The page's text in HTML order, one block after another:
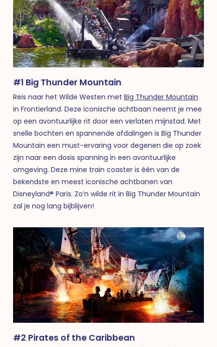
#1 Big Thunder Mountain
Reis naar het Wilde Westen met Big Thunder Mountain
in Frontierland. Deze iconische achtbaan neemt je mee
op een avontuurlijke rit door een verlaten mijnstad. Met
snelle bochten en spannende afdalingen is Big Thunder
Mountain een must-ervaring voor degenen die op zoek
zijn naar een dosis spanning in een avontuurlijke
omgeving. Deze mine train coaster is één van de
bekendste en meest iconische achtbanen van
Disneyland® Paris. Zo’n wilde rit in Big Thunder Mountain
zal je nog lang bijblijven!
#2 Pirates of the Caribbean